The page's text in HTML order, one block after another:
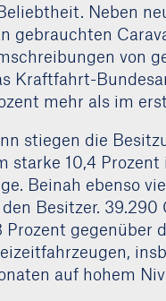
Neben
gebrauchten
von
Kraftfahrt-
mehr als im
stiegen die
starke 10,4
Beinah ebenso
Besitzer.
Prozent gegenüber
auf hohem